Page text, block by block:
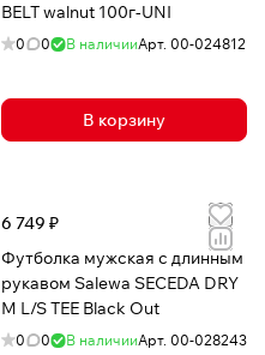
BELT walnut 100г-UNI
0 0 В наличииАрт. 00-024812
В корзину
6 749 ₽
Футболка мужская с длинным
рукавом Salewa SECEDA DRY
M L/S TEE Black Out
0 0 В наличииАрт. 00-028243